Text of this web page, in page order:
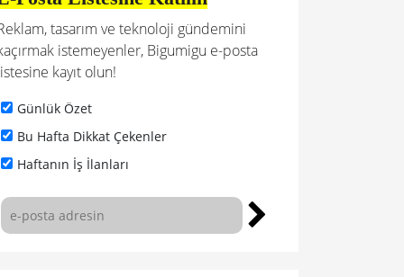
tasarım ve teknoloji gündemini
istemeyenler, Bigumigu e-posta
kayıt olun!
Günlük Özet
Bu Hafta Dikkat Çekenler
Haftanın İş İlanları